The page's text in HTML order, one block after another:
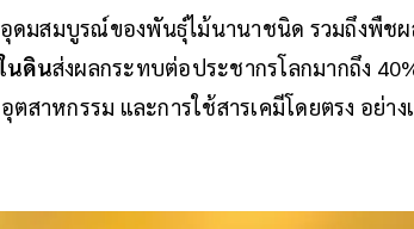
ดมสมบูรณ์ของพันธุ์ไม้นานาชนิด รวมถึงพืช
นดินส่งผลกระทบต่อประชากรโลกมากถึง
สาหกรรม และการใช้สารเคมีโดยตรง อย่าง